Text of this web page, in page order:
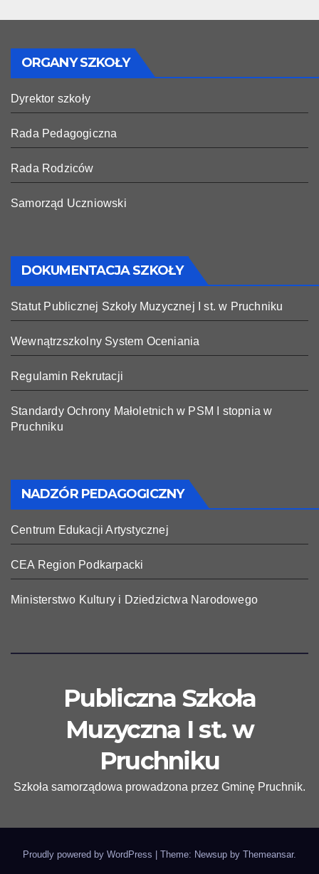
ORGANY SZKOŁY
Dyrektor szkoły
Rada Pedagogiczna
Rada Rodziców
Samorząd Uczniowski
DOKUMENTACJA SZKOŁY
Statut Publicznej Szkoły Muzycznej I st. w Pruchniku
Wewnątrzszkolny System Oceniania
Regulamin Rekrutacji
Standardy Ochrony Małoletnich w PSM I stopnia w
Pruchniku
NADZÓR PEDAGOGICZNY
Centrum Edukacji Artystycznej
CEA Region Podkarpacki
Ministerstwo Kultury i Dziedzictwa Narodowego
Publiczna Szkoła
Muzyczna I st. w
Pruchniku
Szkoła samorządowa prowadzona przez Gminę Pruchnik.
Proudly powered by WordPress Theme: Newsup by Themeansar.